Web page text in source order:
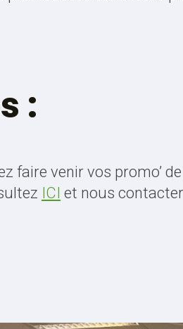
:
faire venir vos promo’
ICI et nous contacter